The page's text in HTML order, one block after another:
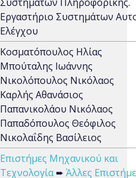
Εργαστήριο Συστημάτων
Ελέγχου
Κοσματόπουλος Ηλίας
Μπούταλης Ιωάννης
Νικολόπουλος Νικόλαος
Καρλής Αθανάσιος
Παπανικολάου Νικόλαος
Παπαδόπουλος Θεόφιλος
Νικολαΐδης Βασίλειος
Επιστήμες Μηχανικού και
Τεχνολογία➨ Άλλες